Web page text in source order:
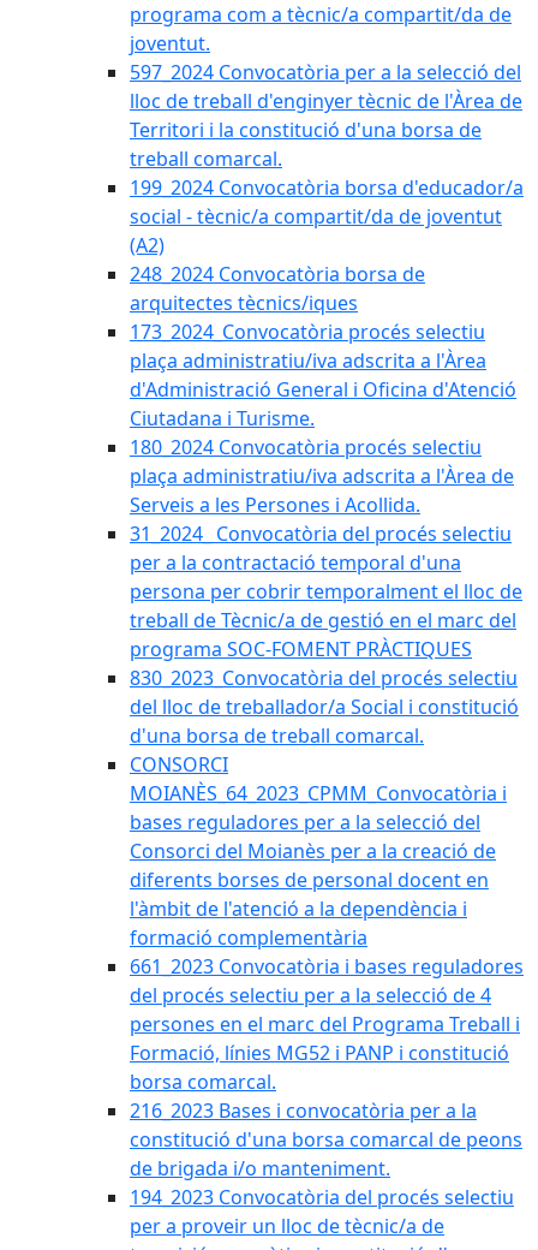
programa com a tècnic/a compartit/da de
joventut.
597_2024 Convocatòria per a la selecció del
lloc de treball d'enginyer tècnic de l'Àrea de
Territori i la constitució d'una borsa de
treball comarcal.
199_2024 Convocatòria borsa d'educador/a
social - tècnic/a compartit/da de joventut
(A2)
248_2024 Convocatòria borsa de
arquitectes tècnics/iques
173_2024_Convocatòria procés selectiu
plaça administratiu/iva adscrita a l'Àrea
d'Administració General i Oficina d'Atenció
Ciutadana i Turisme.
180_2024 Convocatòria procés selectiu
plaça administratiu/iva adscrita a l'Àrea de
Serveis a les Persones i Acollida.
31_2024_ Convocatòria del procés selectiu
per a la contractació temporal d'una
persona per cobrir temporalment el lloc de
treball de Tècnic/a de gestió en el marc del
programa SOC-FOMENT PRÀCTIQUES
830_2023_Convocatòria del procés selectiu
del lloc de treballador/a Social i constitució
d'una borsa de treball comarcal.
CONSORCI
MOIANÈS_64_2023_CPMM_Convocatòria i
bases reguladores per a la selecció del
Consorci del Moianès per a la creació de
diferents borses de personal docent en
l'àmbit de l'atenció a la dependència i
formació complementària
661_2023 Convocatòria i bases reguladores
del procés selectiu per a la selecció de 4
persones en el marc del Programa Treball i
Formació, línies MG52 i PANP i constitució
borsa comarcal.
216_2023 Bases i convocatòria per a la
constitució d'una borsa comarcal de peons
de brigada i/o manteniment.
194_2023 Convocatòria del procés selectiu
per a proveir un lloc de tècnic/a de